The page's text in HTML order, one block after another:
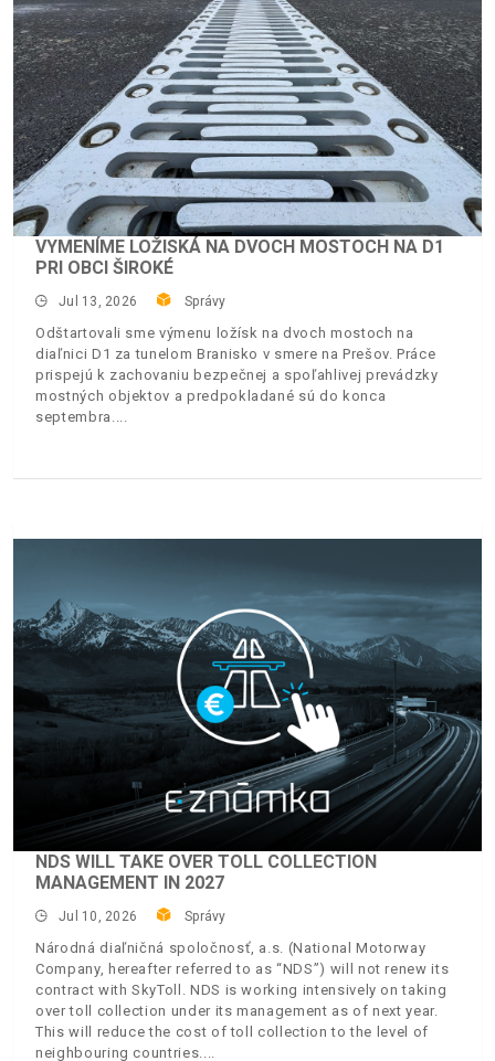
VYMENÍME LOŽISKÁ NA DVOCH MOSTOCH NA D1
PRI OBCI ŠIROKÉ
Jul 13, 2026 Správy
Odštartovali sme výmenu ložísk na dvoch mostoch na
diaľnici D1 za tunelom Branisko v smere na Prešov. Práce
prispejú k zachovaniu bezpečnej a spoľahlivej prevádzky
mostných objektov a predpokladané sú do konca
septembra.
NDS WILL TAKE OVER TOLL COLLECTION
MANAGEMENT IN 2027
Jul 10, 2026 Správy
Národná diaľničná spoločnosť, a.s. (National Motorway
Company, hereafter referred to as “NDS”) will not renew its
contract with SkyToll. NDS is working intensively on taking
over toll collection under its management as of next year.
This will reduce the cost of toll collection to the level of
neighbouring countries.